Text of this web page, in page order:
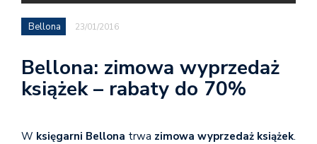
Bellona 23/01/2016
Bellona: zimowa wyprzedaż
książek – rabaty do 70%
W księgarni Bellona trwa zimowa wyprzedaż książek.